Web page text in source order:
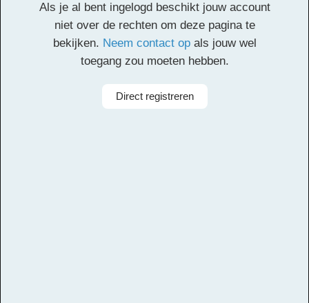
Facebook
TwitterEmailPinterestLinkedIn
Delen
Als je al bent ingelogd beschikt jouw account
niet over de rechten om deze pagina te
bekijken. Neem contact opals jouw wel
toegang zou moeten hebben.
Direct registreren
Alle rechten voorbehouden
Dirk Kokx